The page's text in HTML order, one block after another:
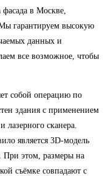
фасада в Москве,
гарантируем высокую
данных и
все возможное, чтобы
собой операцию по
здания с применением
лазерного сканера.
является 3D-модель
При этом, размеры на
съёмке совпадают с